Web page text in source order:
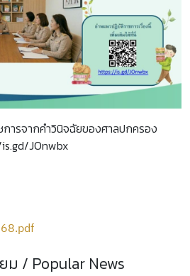
ารจากคำวินิจฉัยของศาลปกครอง
JOnwbx
ม / Popular News